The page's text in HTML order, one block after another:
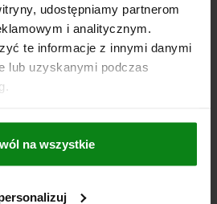
udostępniamy partnerom
i analitycznym.
te informacje z innymi danymi
lub uzyskanymi podczas
na wszystkie